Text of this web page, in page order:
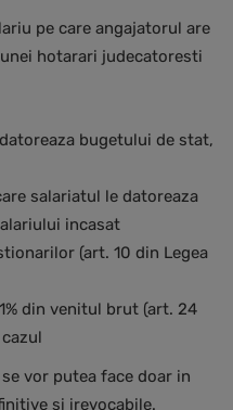
pe care angajatorul are
hotarari judecatoresti
bugetului de stat,
salariatul le datoreaza
incasat
(art. 10 din Legea
din venitul brut (art. 24
vor putea face doar in
si irevocabile.